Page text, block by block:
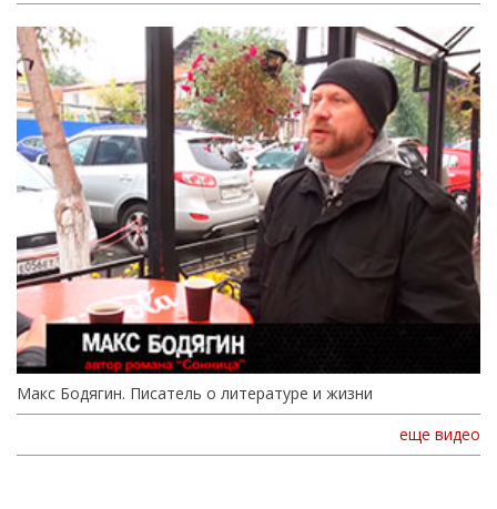
Макс Бодягин. Писатель о литературе и жизни
еще видео